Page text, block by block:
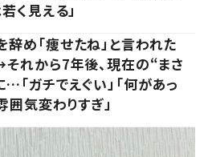
く見える」
辞め「痩せたね」と言われた
れから7年後、現在の“まさ
「ガチでえぐい」「何があっ
囲気変わりすぎ」